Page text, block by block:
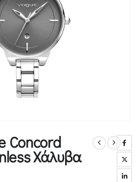
Concord
Χάλυβα